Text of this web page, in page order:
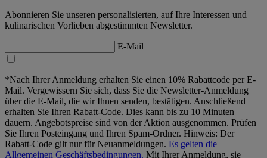
Abonnieren Sie unseren personalisierten, auf Ihre Interessen und
kulinarischen Vorlieben abgestimmten Newsletter.
E-Mail
*Nach Ihrer Anmeldung erhalten Sie einen 10% Rabattcode per E-
Mail. Vergewissern Sie sich, dass Sie die Newsletter-Anmeldung
über die E-Mail, die wir Ihnen senden, bestätigen. Anschließend
erhalten Sie Ihren Rabatt-Code. Dies kann bis zu 10 Minuten
dauern. Angebotspreise sind von der Aktion ausgenommen. Prüfen
Sie Ihren Posteingang und Ihren Spam-Ordner. Hinweis: Der
Rabatt-Code gilt nur für Neuanmeldungen. Es gelten die
Allgemeinen Geschäftsbedingungen. Mit Ihrer Anmeldung, sie